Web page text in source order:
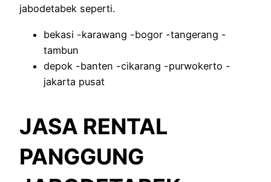
jabodetabek seperti.
bekasi -karawang -bogor -tangerang -
tambun
depok -banten -cikarang -purwokerto -
jakarta pusat
JASA RENTAL
PANGGUNG